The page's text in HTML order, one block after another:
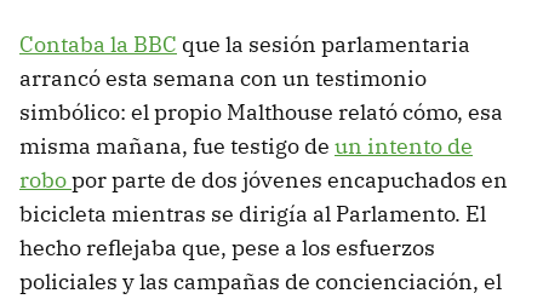
Contaba la BBC que la sesión parlamentaria
arrancó esta semana con un testimonio
simbólico: el propio Malthouse relató cómo, esa
misma mañana, fue testigo de un intento de
robopor parte de dos jóvenes encapuchados en
bicicleta mientras se dirigía al Parlamento. El
hecho reflejaba que, pese a los esfuerzos
policiales y las campañas de concienciación, el